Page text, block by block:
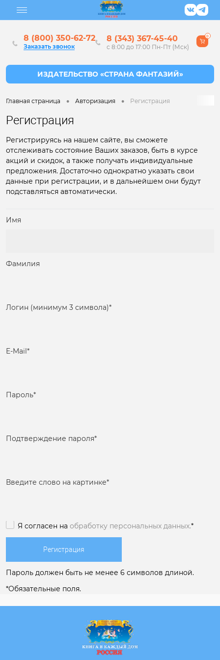
8 (800) 350-62-72
Заказать звонок
8 (343) 367-45-40
с 8:00 до 17:00 Пн-Пт (Мск)
0
Главная страница • Авторизация • Регистрация
Регистрация
Регистрируясь на нашем сайте, вы сможете
отслеживать состояние Ваших заказов, быть в курсе
акций и скидок, а также получать индивидуальные
предложения. Достаточно однократно указать свои
данные при регистрации, и в дальнейшем они будут
подставляться автоматически.
Имя
Фамилия
Логин (минимум 3 символа)*
E-Mail*
Пароль*
Подтверждение пароля*
Введите слово на картинке*
Я согласен на обработку персональных данных.*
Пароль должен быть не менее 6 символов длиной.
*Обязательные поля.